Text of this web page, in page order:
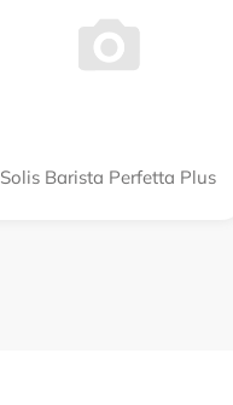
Solis Barista Perfetta Plus